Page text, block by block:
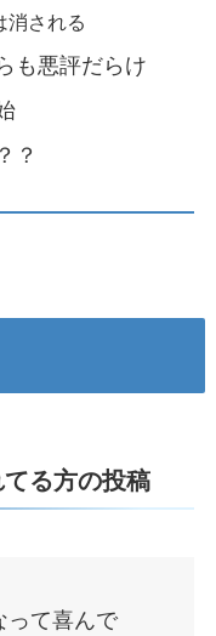
消される
も悪評だらけ
？
る方の投稿
って喜んで